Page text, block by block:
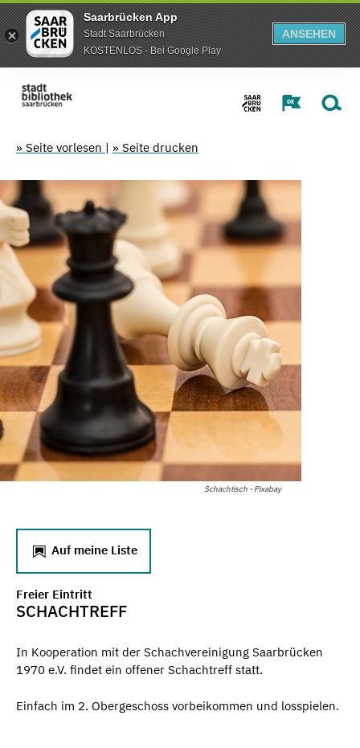
Saarbrücken App
Stadt Saarbrücken
KOSTENLOS - Bei Google Play
ANSEHEN
» Seite vorlesen | » Seite drucken
Schachtisch - Pixabay
Auf meine Liste
Freier Eintritt
SCHACHTREFF
In Kooperation mit der Schachvereinigung Saarbrücken
1970 e.V. findet ein offener Schachtreff statt.
Einfach im 2. Obergeschoss vorbeikommen und losspielen.